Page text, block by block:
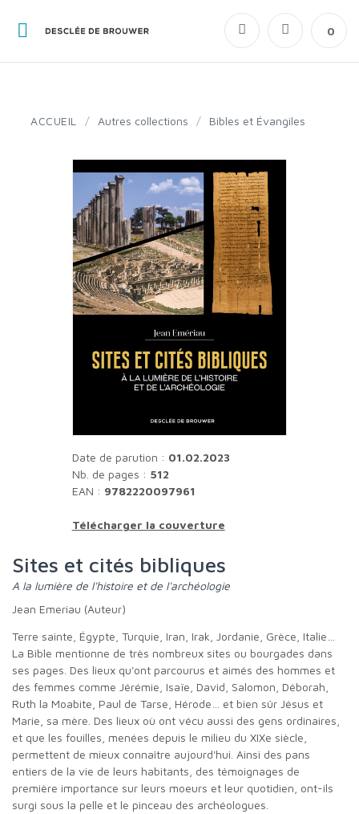
0
ACCUEIL / Autres collections / Bibles et Évangiles
Date de parution : 01.02.2023
Nb. de pages : 512
EAN : 9782220097961
Télécharger la couverture
Sites et cités bibliques
A la lumière de l'histoire et de l'archéologie
Jean Emeriau (Auteur)
Terre sainte, Égypte, Turquie, Iran, Irak, Jordanie, Grèce, Italie…
La Bible mentionne de très nombreux sites ou bourgades dans
ses pages. Des lieux qu'ont parcourus et aimés des hommes et
des femmes comme Jérémie, Isaïe, David, Salomon, Déborah,
Ruth la Moabite, Paul de Tarse, Hérode… et bien sûr Jésus et
Marie, sa mère. Des lieux où ont vécu aussi des gens ordinaires,
et que les fouilles, menées depuis le milieu du XIXe siècle,
permettent de mieux connaître aujourd'hui. Ainsi des pans
entiers de la vie de leurs habitants, des témoignages de
première importance sur leurs moeurs et leur quotidien, ont-ils
surgi sous la pelle et le pinceau des archéologues.